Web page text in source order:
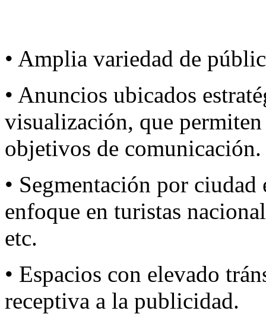
• Amplia variedad de
• Anuncios ubicados
visualización, que
objetivos de comunicación.
• Segmentación por
enfoque en turistas
etc.
• Espacios con elevado
receptiva a la publicidad.